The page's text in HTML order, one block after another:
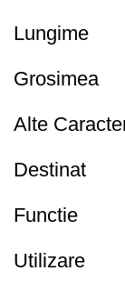
Lungime
Grosimea
Alte
Destinat
Functie
Utilizare